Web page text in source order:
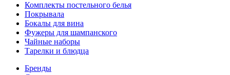
Комплекты постельного белья
Покрывала
Бокалы для вина
Фужеры для шампанского
Чайные наборы
Тарелки и блюдца
Бренды